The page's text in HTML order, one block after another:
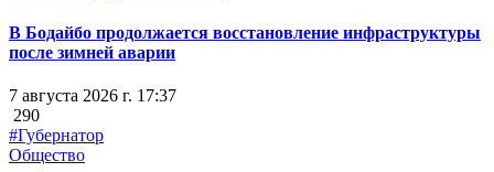
В Бодайбо продолжается восстановление инфраструктуры
после зимней аварии
7 августа 2026 г. 17:37
290
#Губернатор
Общество